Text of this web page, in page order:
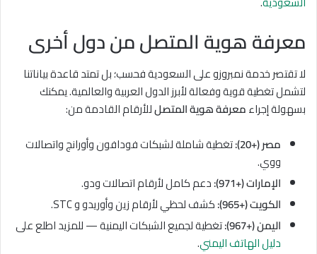
معرفة هوية المتصل من دول أخرى
لا تقتصر خدمة نمبروزو على السعودية فحسب؛ بل تمتد قاعدة بياناتنا
لتشمل تغطية قوية وفعالة لأبرز الدول العربية والعالمية. يمكنك
بسهولة إجراءمعرفة هوية المتصلللأرقام القادمة من:
مصر (+20):
تغطية شاملة لشبكات فودافون وأورانج واتصالات
ووي.
الإمارات (+971):
دعم كامل لأرقام اتصالات ودو.
الكويت (+965):
كشف لحظي لأرقام زين وأوريدو و STC.
اليمن (+967):
تغطية لجميع الشبكات اليمنية — للمزيد اطلع على
دليل الهاتف اليمني.